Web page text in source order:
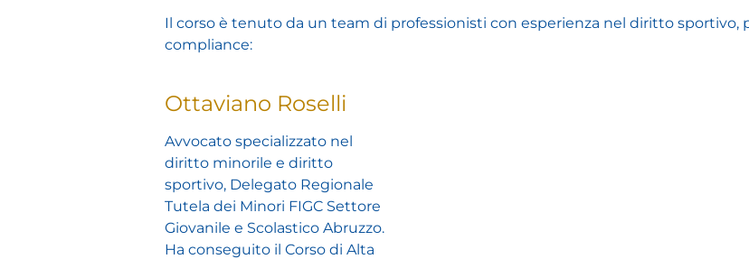
Il corso è tenuto da un team di professionisti con esperienza nel diritto sportivo,
compliance:
Ottaviano Roselli
Avvocato specializzato nel
diritto minorile e diritto
sportivo, Delegato Regionale
Tutela dei Minori FIGC Settore
Giovanile e Scolastico Abruzzo.
Ha conseguito il Corso di Alta